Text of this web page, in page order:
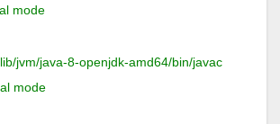
mode
java-8-openjdk-amd64/bin/javac
mode